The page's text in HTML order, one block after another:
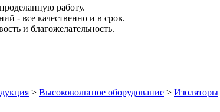
работу.
- все качественно и в срок.
и благожелательность.
> Высоковольтное оборудование > Изоляторы